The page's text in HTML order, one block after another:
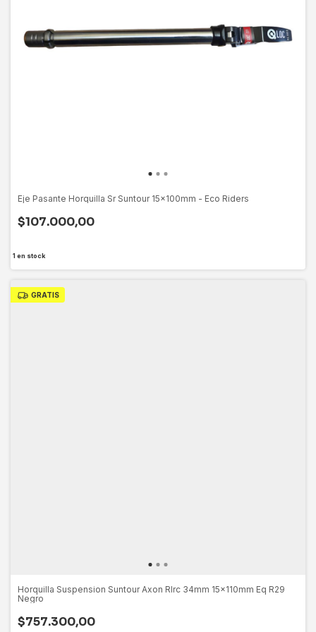
Eje Pasante Horquilla Sr Suntour 15x100mm - Eco Riders
$107.000,00
1 en stock
GRATIS
Horquilla Suspension Suntour Axon Rlrc 34mm 15x110mm Eq R29
Negro
$757.300,00